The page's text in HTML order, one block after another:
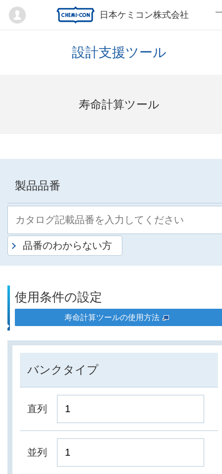
日本ケミコン株式会社
Mypage
設計支援ツール
寿命計算ツール
製品品番
品番のわからない方
使用条件の設定
寿命計算ツールの使用方法
バンクタイプ
直列
並列